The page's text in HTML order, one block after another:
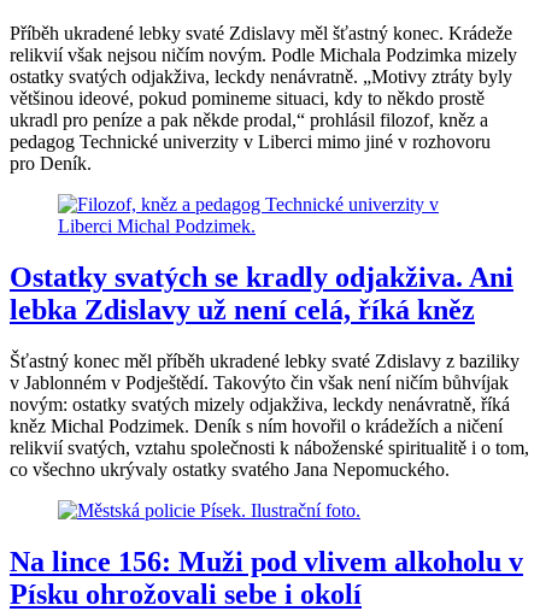
Příběh ukradené lebky svaté Zdislavy měl šťastný konec. Krádeže
relikvií však nejsou ničím novým. Podle Michala Podzimka mizely
ostatky svatých odjakživa, leckdy nenávratně. „Motivy ztráty byly
většinou ideové, pokud pomineme situaci, kdy to někdo prostě
ukradl pro peníze a pak někde prodal,“ prohlásil filozof, kněz a
pedagog Technické univerzity v Liberci mimo jiné v rozhovoru
pro Deník.
Ostatky svatých se kradly odjakživa. Ani
lebka Zdislavy už není celá, říká kněz
Šťastný konec měl příběh ukradené lebky svaté Zdislavy z baziliky
v Jablonném v Podještědí. Takovýto čin však není ničím bůhvíjak
novým: ostatky svatých mizely odjakživa, leckdy nenávratně, říká
kněz Michal Podzimek. Deník s ním hovořil o krádežích a ničení
relikvií svatých, vztahu společnosti k náboženské spiritualitě i o tom,
co všechno ukrývaly ostatky svatého Jana Nepomuckého.
Na lince 156: Muži pod vlivem alkoholu v
Písku ohrožovali sebe i okolí